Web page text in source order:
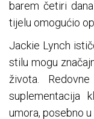
barem četiri
tijelu omogućio
Jackie Lynch
stilu mogu
života.
suplementacija
umora, posebno